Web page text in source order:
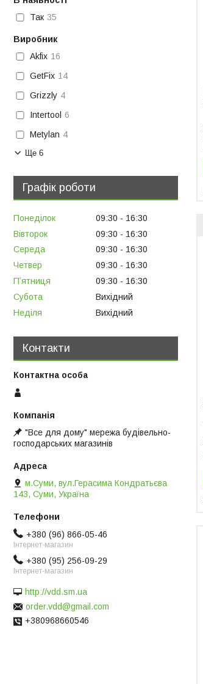
Так 35
Виробник
Akfix 16
GetFix 14
Grizzly 4
Intertool 6
Metylan 4
Ще 6
Графік роботи
Понеділок 09:30
16:30
Вівторок
09:30
16:30
Середа
09:30
16:30
Четвер
09:30
16:30
Пʼятниця
09:30
16:30
Субота
Вихідний
Неділя
Вихідний
Контакти
"Все для дому" мережа будівельно-
господарських магазинів
м.Суми, вул.Герасима Кондратьєва
143, Суми, Україна
+380 (96) 866-05-46
Інтернет-магазин
+380 (95) 256-09-29
Інтернет-магазин
http://vdd.sm.ua
order.vdd@gmail.com
+380968660546